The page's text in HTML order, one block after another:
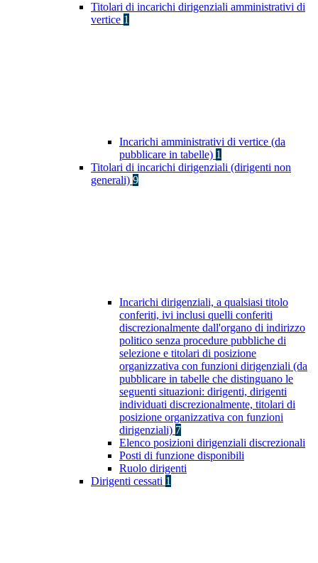
Titolari di incarichi dirigenziali amministrativi di
vertice 1
Incarichi amministrativi di vertice (da
pubblicare in tabelle) 1
Titolari di incarichi dirigenziali (dirigenti non
generali) 9
Incarichi dirigenziali, a qualsiasi titolo
conferiti, ivi inclusi quelli conferiti
discrezionalmente dall'organo di indirizzo
politico senza procedure pubbliche di
selezione e titolari di posizione
organizzativa con funzioni dirigenziali (da
pubblicare in tabelle che distinguano le
seguenti situazioni: dirigenti, dirigenti
individuati discrezionalmente, titolari di
posizione organizzativa con funzioni
dirigenziali) 7
Elenco posizioni dirigenziali discrezionali
Posti di funzione disponibili
Ruolo dirigenti
Dirigenti cessati 1